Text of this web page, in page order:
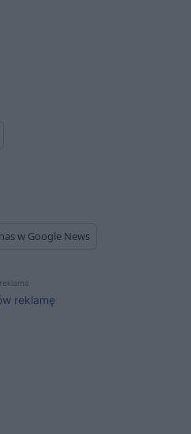
w Google News
reklama
reklamę